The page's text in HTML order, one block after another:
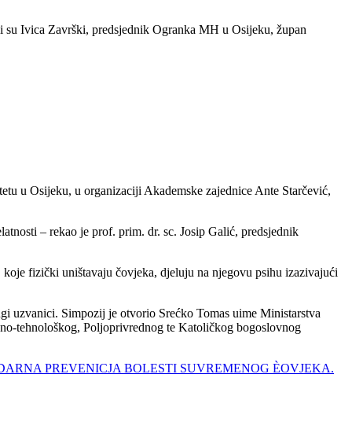
Ivica Završki, predsjednik Ogranka MH u Osijeku, župan
u Osijeku, u organizaciji Akademske zajednice Ante Starčević,
– rekao je prof. prim. dr. sc. Josip Galić, predsjednik
fizički uništavaju čovjeka, djeluju na njegovu psihu izazivajući
uzvanici. Simpozij je otvorio Srećko Tomas uime Ministarstva
tehnološkog, Poljoprivrednog te Katoličkog bogoslovnog